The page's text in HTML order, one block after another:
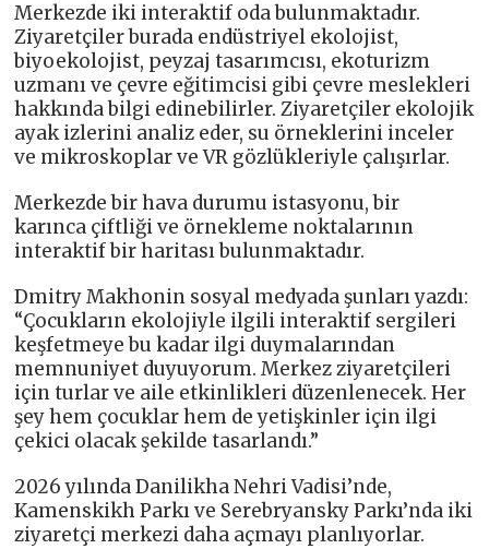
Merkezde iki interaktif oda bulunmaktadır.
Ziyaretçiler burada endüstriyel ekolojist,
biyoekolojist, peyzaj tasarımcısı, ekoturizm
uzmanı ve çevre eğitimcisi gibi çevre meslekleri
hakkında bilgi edinebilirler. Ziyaretçiler ekolojik
ayak izlerini analiz eder, su örneklerini inceler
ve mikroskoplar ve VR gözlükleriyle çalışırlar.
Merkezde bir hava durumu istasyonu, bir
karınca çiftliği ve örnekleme noktalarının
interaktif bir haritası bulunmaktadır.
Dmitry Makhonin sosyal medyada şunları yazdı:
“Çocukların ekolojiyle ilgili interaktif sergileri
keşfetmeye bu kadar ilgi duymalarından
memnuniyet duyuyorum. Merkez ziyaretçileri
için turlar ve aile etkinlikleri düzenlenecek. Her
şey hem çocuklar hem de yetişkinler için ilgi
çekici olacak şekilde tasarlandı.”
2026 yılında Danilikha Nehri Vadisi’nde,
Kamenskikh Parkı ve Serebryansky Parkı’nda iki
ziyaretçi merkezi daha açmayı planlıyorlar.